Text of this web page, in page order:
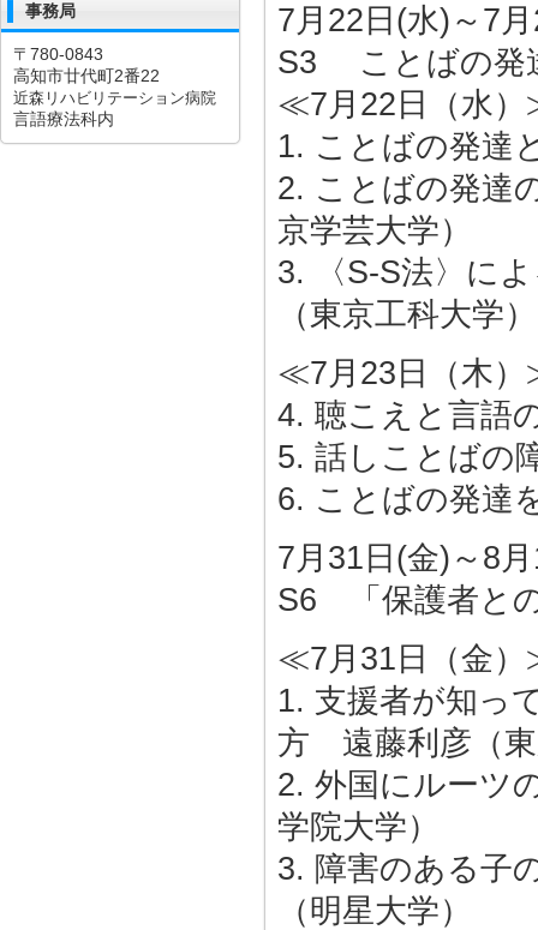
7月22日(水)～7
S3 ことばの発
≪7月22日（水
1. ことばの発達
2. ことばの発
京学芸大学）
3. 〈S-S法〉に
（東京工科大学）
≪7月23日（木
4. 聴こえと言
5. 話しことば
6. ことばの発達
7月31日(金)～8
S6 「保護者と
≪7月31日（金
1. 支援者が知っ
方 遠藤利彦（東
2. 外国にルーツ
学院大学）
3. 障害のある子
（明星大学）
事務局
〒780-0843
高知市廿代町2番22
近森リハビリテーション病院
言語療法科内